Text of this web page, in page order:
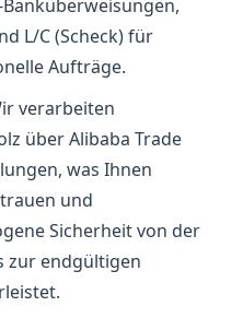
L/C (Scheck) für
Aufträge.
verarbeiten
über Alibaba Trade
was Ihnen
und
Sicherheit von der
zur endgültigen